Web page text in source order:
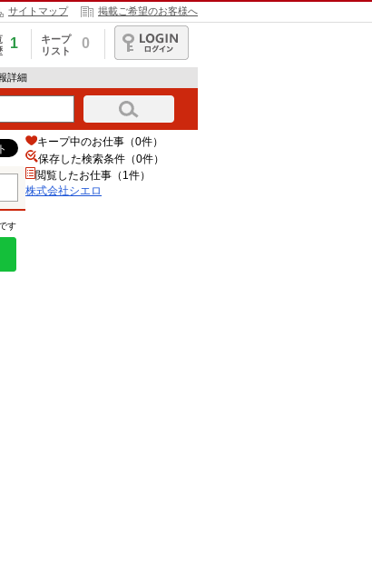
サイトマップ 掲載ご希望のお客様へ
1
キープ
リスト
0
ログイン
詳細
す
キープ中のお仕事（0件）
保存した検索条件（0件）
閲覧したお仕事（1件）
株式会社シエロ